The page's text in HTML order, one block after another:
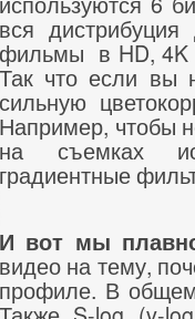
вся
фильмы в HD,
Так что если вы
сильную
Например, чтобы
на съемках
градиентные
И вот мы
видео на тему,
профиле. В